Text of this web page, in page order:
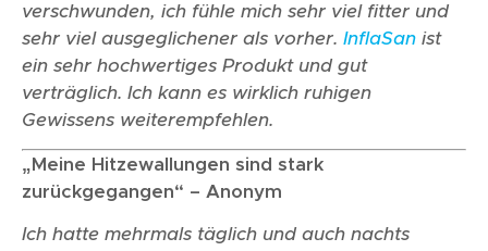
verschwunden, ich fühle mich sehr viel fitter und
sehr viel ausgeglichener als vorher. InflaSan ist
ein sehr hochwertiges Produkt und gut
verträglich. Ich kann es wirklich ruhigen
Gewissens weiterempfehlen.
„Meine Hitzewallungen sind stark
zurückgegangen“ – Anonym
Ich hatte mehrmals täglich und auch nachts